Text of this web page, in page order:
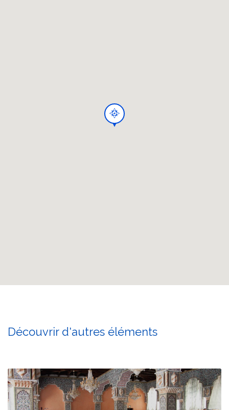
Découvrir d'autres éléments